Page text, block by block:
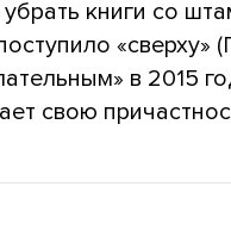
книги со
в 2015
свою